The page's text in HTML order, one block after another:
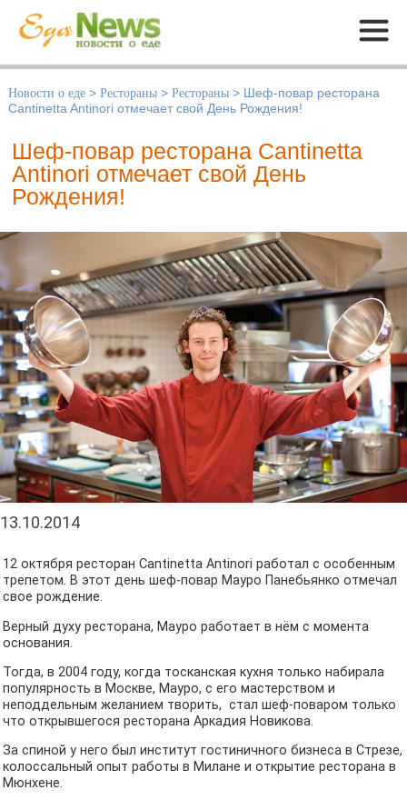
Меню
Новости о еде > Рестораны > Рестораны > Шеф-повар ресторана
Cantinetta Antinori отмечает свой День Рождения!
Шеф-повар ресторана Cantinetta
Antinori отмечает свой День
Рождения!
13.10.2014
12 октября ресторан Cantinetta Antinori работал с особенным
трепетом. В этот день шеф-повар Мауро Панебьянко отмечал
свое рождение.
Верный духу ресторана, Мауро работает в нём с момента
основания.
Тогда, в 2004 году, когда тосканская кухня только набирала
популярность в Москве, Мауро, с его мастерством и
неподдельным желанием творить, стал шеф-поваром только
что открывшегося ресторана Аркадия Новикова.
За спиной у него был институт гостиничного бизнеса в Стрезе,
колоссальный опыт работы в Милане и открытие ресторана в
Мюнхене.